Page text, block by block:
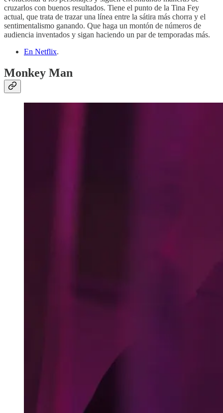
cruzarlos con buenos resultados. Tiene el punto de la Tina Fey
actual, que trata de trazar una línea entre la sátira más chorra y el
sentimentalismo ganando. Que haga un montón de números de
audiencia inventados y sigan haciendo un par de temporadas más.
En Netflix.
Monkey Man